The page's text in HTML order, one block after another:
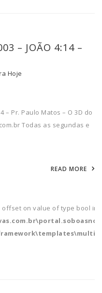
– JOÃO 4:14 –
Hoje
– Pr. Paulo Matos – O 3D do
Todas as segundas e
READ MORE
on value of type bool in